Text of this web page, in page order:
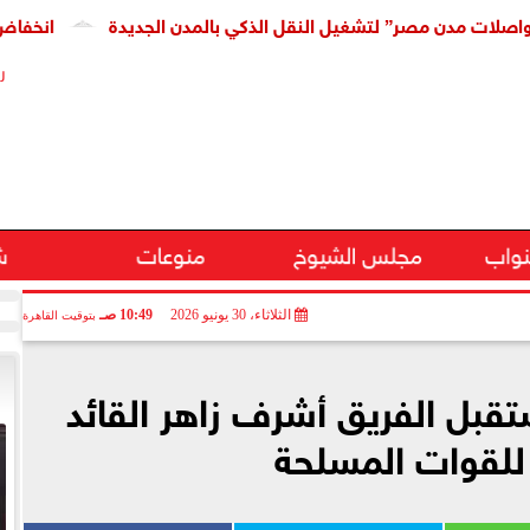
انخفاض كبير مصر” لتشغيل النقل الذكي بالمدن الجديدة
مجلس الشيوخ منوعات
الثلاثاء، 30 يونيو 2026 10:49 صـ بتوقيت القاهرة
الفريق أشرف زاهر القائد
للقوات المسلحة